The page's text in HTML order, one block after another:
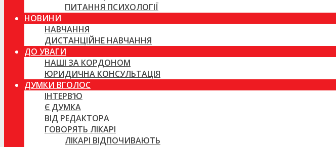
ПИТАННЯ ПСИХОЛОГІЇ
НОВИНИ
НАВЧАННЯ
ДИСТАНЦІЙНЕ НАВЧАННЯ
ДО УВАГИ
НАШІ ЗА КОРДОНОМ
ЮРИДИЧНА КОНСУЛЬТАЦІЯ
ДУМКИ ВГОЛОС
ІНТЕРВ’Ю
Є ДУМКА
ВІД РЕДАКТОРА
ГОВОРЯТЬ ЛІКАРІ
ЛІКАРІ ВІДПОЧИВАЮТЬ